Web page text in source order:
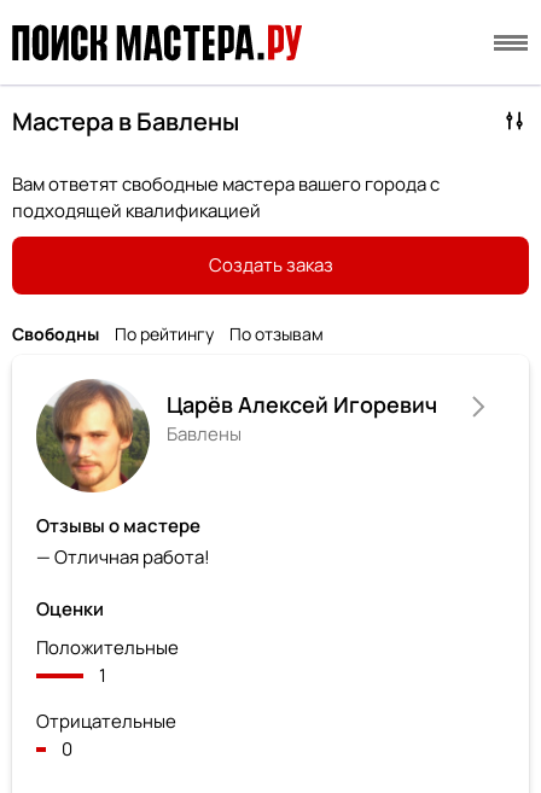
Мастера в Бавлены
Вам ответят свободные мастера вашего города с
подходящей квалификацией
Создать заказ
Свободны По рейтингу По отзывам
Царёв Алексей Игоревич
Бавлены
Отзывы о мастере
— Отличная работа!
Оценки
Положительные
1
Отрицательные
0